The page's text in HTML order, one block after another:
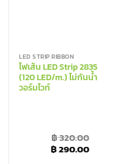
LED STRIP RIBBON
ไฟเส้น LED Strip 2835
(120 LED/m.) ไม่กันน้ำ
วอร์มไวท์
฿320.00
Original price was:
฿290.00Current